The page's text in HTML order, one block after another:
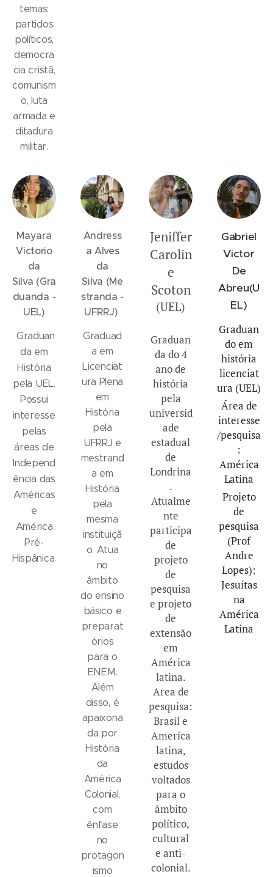
temas:
partidos
políticos,
democra
cia cristã,
comunism
o, luta
armada e
ditadura
militar.
Mayara
Victorio
da
Silva (Gra
duanda -
UEL)
Graduan
da em
História
pela UEL.
Possui
interesse
pelas
áreas de
Independ
ência das
Américas
e
América
Pré-
Hispânica.
Andress
a Alves
da
Silva (Me
stranda -
UFRRJ)
Graduad
a em
Licenciat
ura Plena
em
História
pela
UFRRJ e
mestrand
a em
História
pela
mesma
instituiçã
o. Atua
no
âmbito
do ensino
básico e
preparat
órios
para o
ENEM.
Além
disso, é
apaixona
da por
História
da
América
Colonial,
com
ênfase
no
protagon
ismo
Jeniffer
Carolin
e
Scoton
(UEL)
Graduan
da do 4
ano de
história
pela
universid
ade
estadual
de
Londrina
.
Atualme
nte
participa
de
projeto
de
pesquisa
e projeto
de
extensão
em
América
latina.
Area de
pesquisa:
Brasil e
America
latina,
estudos
voltados
para o
âmbito
político,
cultural
e anti-
colonial.
Gabriel
Victor
De
Abreu(U
EL)
Graduan
do em
história
licenciat
ura (UEL)
Área de
interesse
/pesquisa
:
América
Latina
Projeto
de
pesquisa
(Prof
Andre
Lopes):
Jesuítas
na
América
Latina